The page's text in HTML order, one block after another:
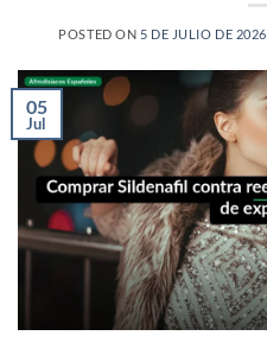
POSTED ON 5 DE JULIO DE 2026
05
Jul